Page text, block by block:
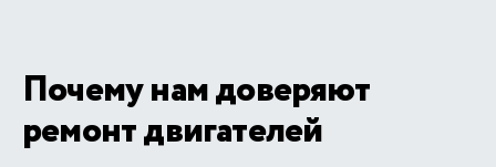
Почему нам доверяют
ремонт двигателей